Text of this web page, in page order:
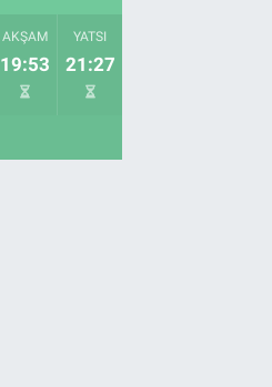
AKŞAM
19:53
YATSI
21:27